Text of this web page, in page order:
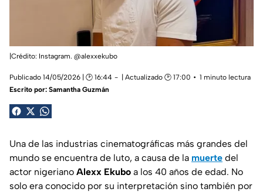
|Crédito: Instagram. @alexxekubo
Publicado 14/05/2026 | 🕑 16:44 | Actualizado 🕑 17:00
1 minuto lectura
Escrito por: Samantha Guzmán
Una de las industrias cinematográficas más grandes del
mundo se encuentra de luto, a causa de la muerte del
actor nigeriano Alexx Ekubo a los 40 años de edad. No
solo era conocido por su interpretación sino también por